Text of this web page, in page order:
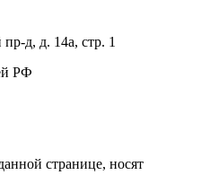
д, д. 14а, стр. 1
РФ
странице, носят